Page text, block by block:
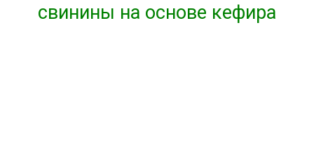
свинины на основе кефира